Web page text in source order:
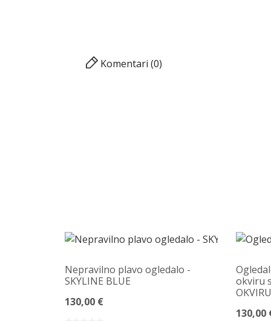
Komentari (0)
Nepravilno plavo ogledalo -
SKYLINE BLUE
130,00 €
okviru
130,00